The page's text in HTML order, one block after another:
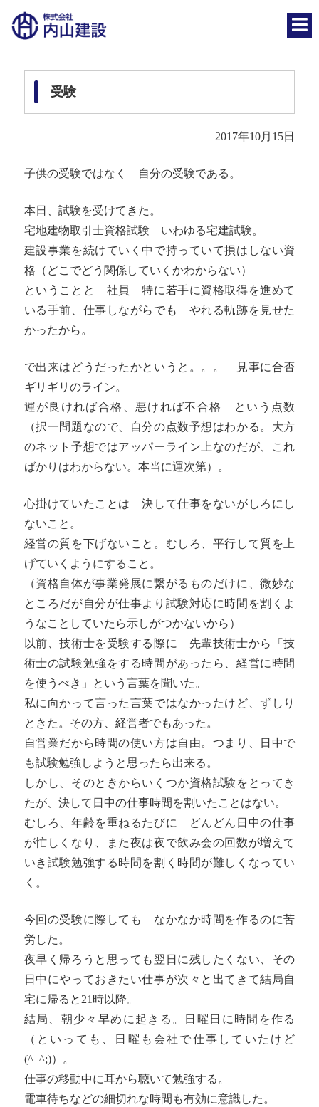
受験
2017年10月15日
子供の受験ではなく 自分の受験である。
本日、試験を受けてきた。
宅地建物取引士資格試験 いわゆる宅建試験。
建設事業を続けていく中で持っていて損はしない資
格（どこでどう関係していくかわからない）
ということと 社員 特に若手に資格取得を進めて
いる手前、仕事しながらでも やれる軌跡を見せた
かったから。
で出来はどうだったかというと。。。 見事に合否
ギリギリのライン。
運が良ければ合格、悪ければ不合格 という点数
（択一問題なので、自分の点数予想はわかる。大方
のネット予想ではアッパーライン上なのだが、これ
ばかりはわからない。本当に運次第）。
心掛けていたことは 決して仕事をないがしろにし
ないこと。
経営の質を下げないこと。むしろ、平行して質を上
げていくようにすること。
（資格自体が事業発展に繋がるものだけに、微妙な
ところだが自分が仕事より試験対応に時間を割くよ
うなことしていたら示しがつかないから）
以前、技術士を受験する際に 先輩技術士から「技
術士の試験勉強をする時間があったら、経営に時間
を使うべき」という言葉を聞いた。
私に向かって言った言葉ではなかったけど、ずしり
ときた。その方、経営者でもあった。
自営業だから時間の使い方は自由。つまり、日中で
も試験勉強しようと思ったら出来る。
しかし、そのときからいくつか資格試験をとってき
たが、決して日中の仕事時間を割いたことはない。
むしろ、年齢を重ねるたびに どんどん日中の仕事
が忙しくなり、また夜は夜で飲み会の回数が増えて
いき試験勉強する時間を割く時間が難しくなってい
く。
今回の受験に際しても なかなか時間を作るのに苦
労した。
夜早く帰ろうと思っても翌日に残したくない、その
日中にやっておきたい仕事が次々と出てきて結局自
宅に帰ると21時以降。
結局、朝少々早めに起きる。日曜日に時間を作る
（といっても、日曜も会社で仕事していたけど
(^_^;)）。
仕事の移動中に耳から聴いて勉強する。
電車待ちなどの細切れな時間も有効に意識した。